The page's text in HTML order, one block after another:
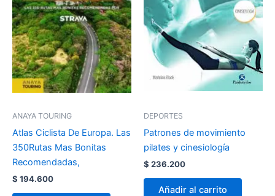
ANAYA TOURING
Atlas Ciclista De Europa. Las
350Rutas Mas Bonitas
Recomendadas,
$ 194.600
DEPORTES
Patrones de movimiento
pilates y cinesiología
$ 236.200
Añadir al carrito